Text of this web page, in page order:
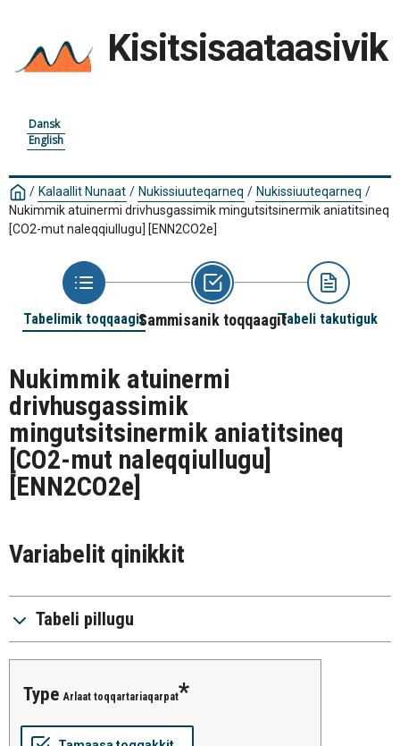
Kisitsisaataasivik
Dansk
English
/ Kalaallit Nunaat / Nukissiuuteqarneq / Nukissiuuteqarneq /
Nukimmik atuinermi drivhusgassimik mingutsitsinermik aniatitsineq
[CO2-mut naleqqiullugu] [ENN2CO2e]
Tabelimik toqqaagitSammisanik toqqaagitTabeli takutiguk
Nukimmik atuinermi
drivhusgassimik
mingutsitsinermik aniatitsineq
[CO2-mut naleqqiullugu]
[ENN2CO2e]
Variabelit qinikkit
Tabeli pillugu
type Arlaat toqqartariaqarpat